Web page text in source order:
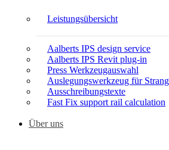
Leistungsübersicht
Aalberts IPS design service
Aalberts IPS Revit plug-in
Press Werkzeugauswahl
Auslegungswerkzeug für
Ausschreibungstexte
Fast Fix support rail calculation
Über uns